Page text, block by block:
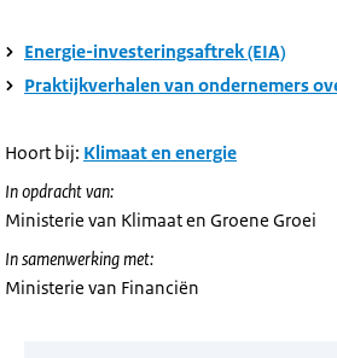
Energie-investeringsaftrek (EIA)
Praktijkverhalen van ondernemers
Hoort bij: Klimaat en energie
In opdracht van:
Ministerie van Klimaat en Groene Groei
In samenwerking met:
Ministerie van Financiën